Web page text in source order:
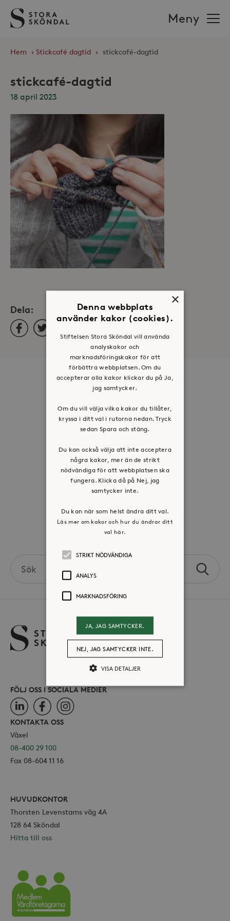
Stora
Sköndal
Meny
Hem › Stickcafé dagtid › stickcafé-dagtid
stickcafé-dagtid
18 april 2023
Dela:
Facebook
Twitter
Om oss
Historia
Riktlinje för personuppgifter
Visselblåsartjänst
Jobba hos oss
Press & mediakontakt
Volontär hos Stora Sköndal
the
Sök
FÖLJ OSS I SOCIALA MEDIER
LinkedInFacebookInstagram
KONTAKTA OSS
Växel
08-400 29 100
Fax 08-604 11 16
HUVUDKONTOR
Thorsten Levenstams väg 4A
128 64 Sköndal
Hitta till oss
Vårdföretagarna
×
Denna webbplats
använder kakor (cookies).
Stiftelsen Stora Sköndal vill använda
analyskakor och
marknadsföringskakor för att
förbättra webbplatsen. Om du
accepterar alla kakor klickar du på Ja,
jag samtycker.
Om du vill välja vilka kakor du tillåter,
kryssa i ditt val i rutorna nedan. Tryck
sedan Spara och stäng.
Du kan också välja att inte acceptera
några kakor, mer än de strikt
nödvändiga för att webbplatsen ska
fungera. Klicka då på Nej, jag
samtycker inte.
Du kan när som helst ändra ditt val.
Läs mer om kakor och hur du ändrar ditt
val här.
STRIKT NÖDVÄNDIGA
ANALYS
MARKNADSFÖRING
JA, JAG SAMTYCKER.
NEJ, JAG SAMTYCKER INTE.
VISA DETALJER
Strikt nödvändiga
användarinloggning och
kontohantering. Webbplatsen kan inte
Namn